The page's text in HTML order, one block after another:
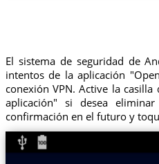
El sistema de seguridad de
intentos de la aplicación
conexión VPN. Active la
aplicación" si desea
confirmación en el futuro y